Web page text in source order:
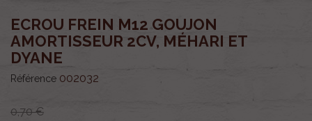
ECROU FREIN M12 GOUJON
AMORTISSEUR 2CV, MÉHARI ET
DYANE
Référence 002032
0,70 €